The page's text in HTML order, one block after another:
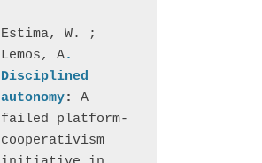
Estima, W. ;
Lemos, A.
Disciplined
autonomy: A
failed platform-
cooperativism